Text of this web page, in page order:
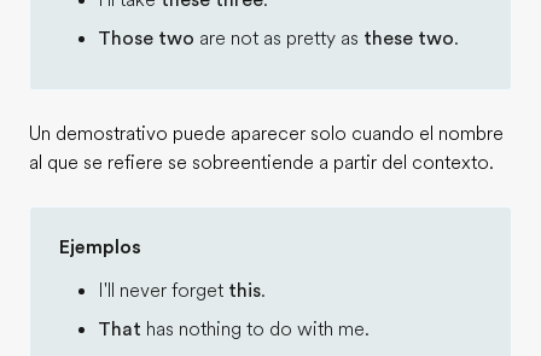
Those two are not as pretty as these two.
Un demostrativo puede aparecer solo cuando el nombre
al que se refiere se sobreentiende a partir del contexto.
Ejemplos
I'll never forget this.
That has nothing to do with me.